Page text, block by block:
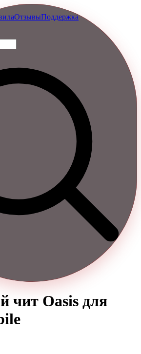
ОтзывыПоддержка
чит Oasis для